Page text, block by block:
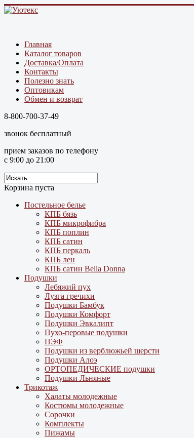
Главная
Каталог товаров
Доставка/Оплата
Контакты
Полезно знать
Оптовикам
Обмен и возврат
8-800-700-37-49
звонок бесплатный
прием заказов по телефону
с 9:00 до 21:00
Корзина пуста
Постельное белье
КПБ бязь
КПБ микрофибра
КПБ поплин
КПБ сатин
КПБ перкаль
КПБ лен
КПБ сатин Bella Donna
Подушки
Лебяжий пух
Лузга гречихи
Подушки Бамбук
Подушки Комфорт
Подушки Эвкалипт
Пухо-перовые подушки
ПЭФ
Подушки из верблюжьей шерсти
Подушки Алоэ
ОРТОПЕДИЧЕСКИЕ подушки
Подушки Льняные
Трикотаж
Халаты молодежные
Костюмы молодежные
Сорочки
Комплекты
Пижамы